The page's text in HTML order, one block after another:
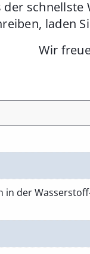
der schnellste
laden
Wir
in der